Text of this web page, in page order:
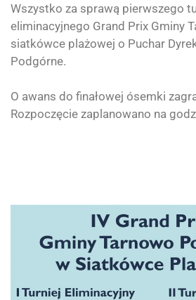
Wszystko za sprawą pierwszego
eliminacyjnego Grand Prix Gminy
siatkówce plażowej o Puchar
Podgórne.
O awans do finałowej ósemki
Rozpoczęcie zaplanowano na